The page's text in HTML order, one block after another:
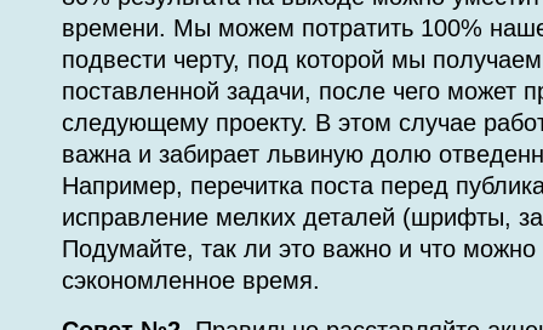
времени. Мы можем потратить 100%
подвести черту, под которой мы
поставленной задачи, после чего может
следующему проекту. В этом случае
важна и забирает львиную долю
Например, перечитка поста перед
исправление мелких деталей (шрифты,
Подумайте, так ли это важно и что можно
сэкономленное время.